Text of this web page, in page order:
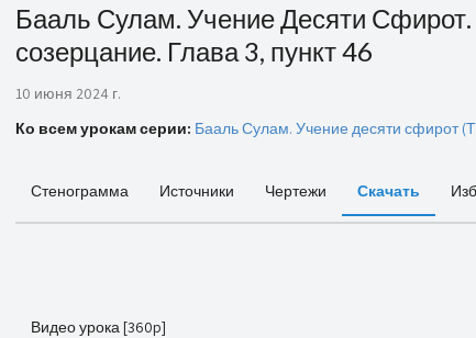
Бааль Сулам. Учение Десяти
созерцание. Глава 3, пункт 46
10 июня 2024 г.
Ко всем урокам серии: Бааль Сулам. Учение десяти сфирот
Стенограмма Источники Чертежи Скачать
Видео урока [360p]